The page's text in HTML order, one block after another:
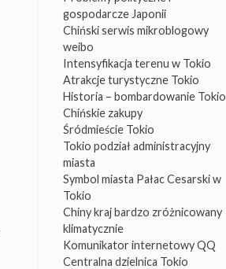
gospodarcze Japonii
Chiński serwis mikroblogowy
weibo
Intensyfikacja terenu w Tokio
Atrakcje turystyczne Tokio
Historia – bombardowanie Tokio
Chińskie zakupy
Śródmieście Tokio
Tokio podział administracyjny
miasta
Symbol miasta Pałac Cesarski w
Tokio
Chiny kraj bardzo zróżnicowany
klimatycznie
Komunikator internetowy QQ
Centralna dzielnica Tokio